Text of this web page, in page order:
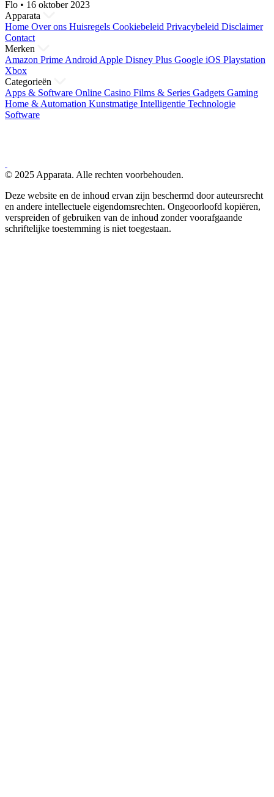
Flo • 16 oktober 2023
Apparata
Home Over ons Huisregels Cookiebeleid Privacybeleid Disclaimer
Contact
Merken
Amazon Prime Android Apple Disney Plus Google iOS Playstation
Xbox
Categorieën
Apps & Software Online Casino Films & Series Gadgets Gaming
Home & Automation Kunstmatige Intelligentie Technologie
Software
© 2025 Apparata. Alle rechten voorbehouden.
Deze website en de inhoud ervan zijn beschermd door auteursrecht
en andere intellectuele eigendomsrechten. Ongeoorloofd kopiëren,
verspreiden of gebruiken van de inhoud zonder voorafgaande
schriftelijke toestemming is niet toegestaan.